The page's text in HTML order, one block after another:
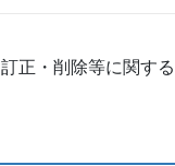
正・削除等に関す